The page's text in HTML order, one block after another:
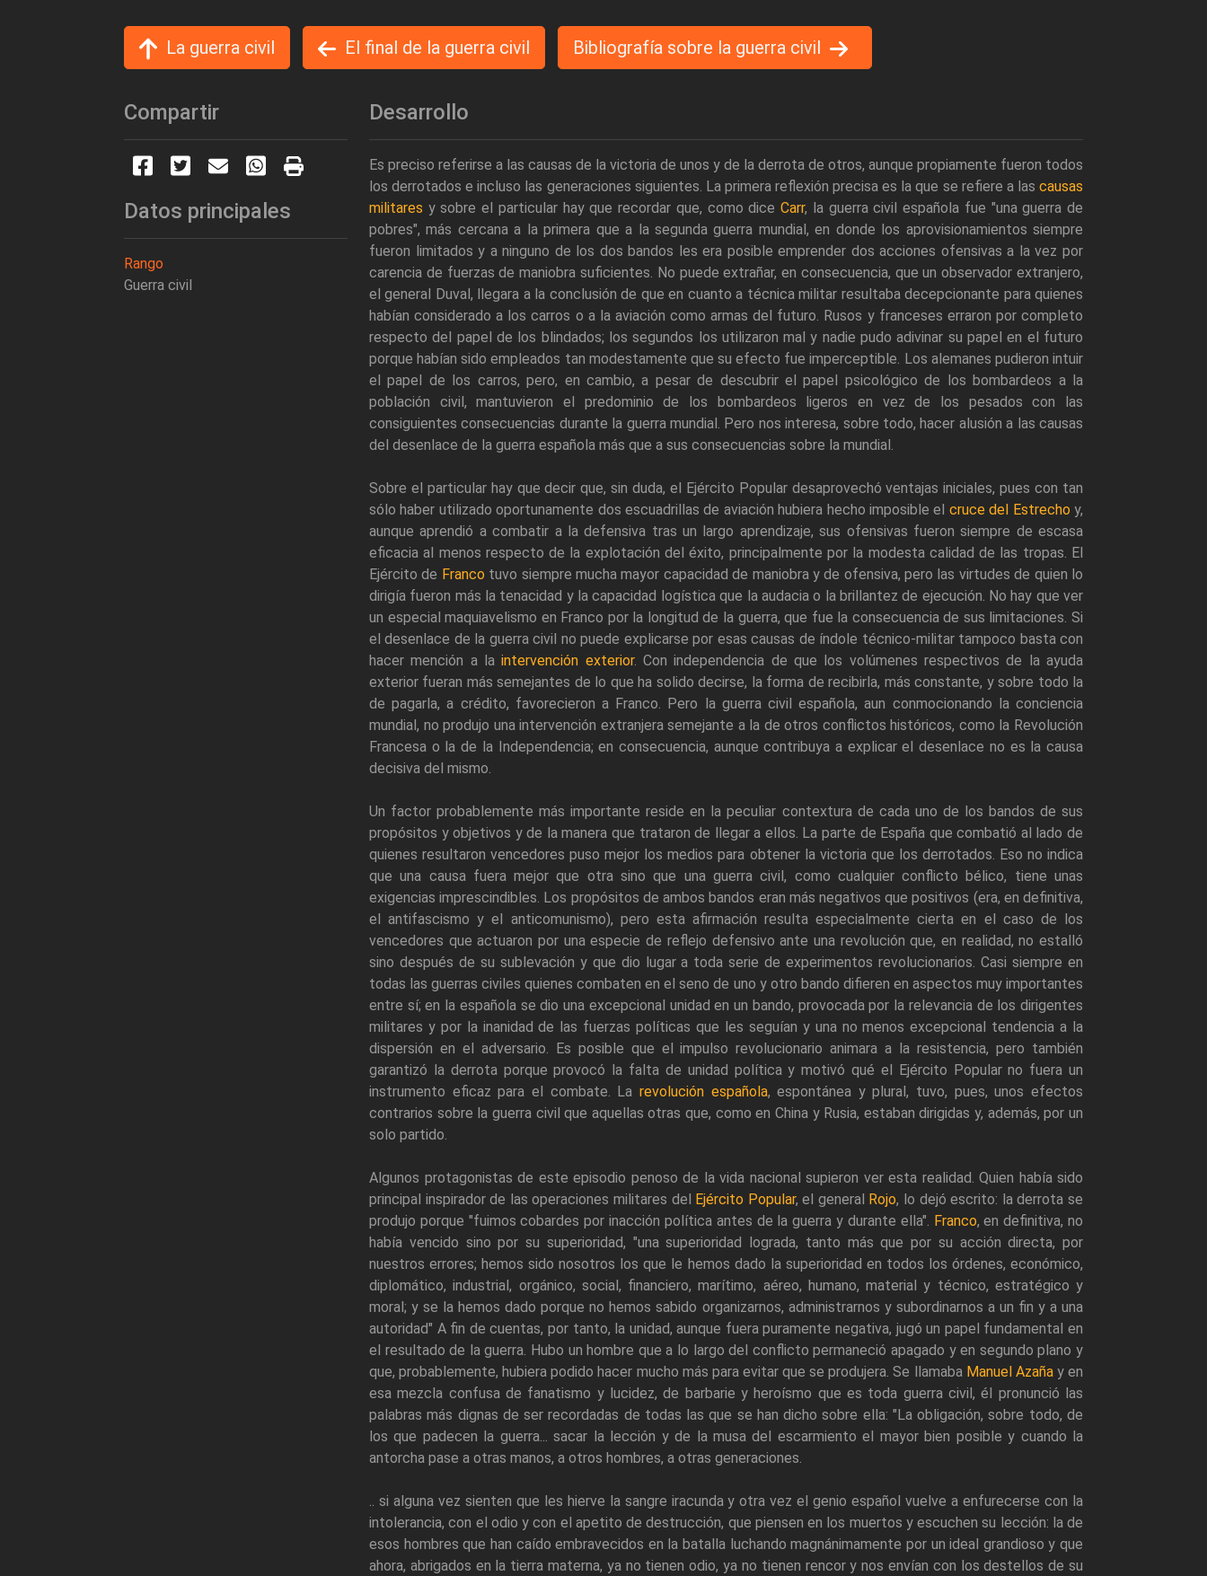
La guerra civil El final de la guerra civil Bibliografía sobre la guerra civil
Compartir
Datos principales
Rango
Guerra civil
Desarrollo
Es preciso referirse a las causas de la victoria de unos y de la derrota de otros, aunque propiamente fueron todos
los derrotados e incluso las generaciones siguientes. La primera reflexión precisa es la que se refiere a las causas
militares y sobre el particular hay que recordar que, como diceCarr, la guerra civil española fue "una guerra de
pobres", más cercana a la primera que a la segunda guerra mundial, en donde los aprovisionamientos siempre
fueron limitados y a ninguno de los dos bandos les era posible emprender dos acciones ofensivas a la vez por
carencia de fuerzas de maniobra suficientes. No puede extrañar, en consecuencia, que un observador extranjero,
el general Duval, llegara a la conclusión de que en cuanto a técnica militar resultaba decepcionante para quienes
habían considerado a los carros o a la aviación como armas del futuro. Rusos y franceses erraron por completo
respecto del papel de los blindados; los segundos los utilizaron mal y nadie pudo adivinar su papel en el futuro
porque habían sido empleados tan modestamente que su efecto fue imperceptible. Los alemanes pudieron intuir
el papel de los carros, pero, en cambio, a pesar de descubrir el papel psicológico de los bombardeos a la
población civil, mantuvieron el predominio de los bombardeos ligeros en vez de los pesados con las
consiguientes consecuencias durante la guerra mundial. Pero nos interesa, sobre todo, hacer alusión a las causas
del desenlace de la guerra española más que a sus consecuencias sobre la mundial.
Sobre el particular hay que decir que, sin duda, el Ejército Popular desaprovechó ventajas iniciales, pues con tan
sólo haber utilizado oportunamente dos escuadrillas de aviación hubiera hecho imposible el cruce del Estrecho y,
aunque aprendió a combatir a la defensiva tras un largo aprendizaje, sus ofensivas fueron siempre de escasa
eficacia al menos respecto de la explotación del éxito, principalmente por la modesta calidad de las tropas. El
Ejército de Franco tuvo siempre mucha mayor capacidad de maniobra y de ofensiva, pero las virtudes de quien lo
dirigía fueron más la tenacidad y la capacidad logística que la audacia o la brillantez de ejecución. No hay que ver
un especial maquiavelismo en Franco por la longitud de la guerra, que fue la consecuencia de sus limitaciones. Si
el desenlace de la guerra civil no puede explicarse por esas causas de índole técnico-militar tampoco basta con
hacer mención a laintervención exterior. Con independencia de que los volúmenes respectivos de la ayuda
exterior fueran más semejantes de lo que ha solido decirse, la forma de recibirla, más constante, y sobre todo la
de pagarla, a crédito, favorecieron a Franco. Pero la guerra civil española, aun conmocionando la conciencia
mundial, no produjo una intervención extranjera semejante a la de otros conflictos históricos, como la Revolución
Francesa o la de la Independencia; en consecuencia, aunque contribuya a explicar el desenlace no es la causa
decisiva del mismo.
Un factor probablemente más importante reside en la peculiar contextura de cada uno de los bandos de sus
propósitos y objetivos y de la manera que trataron de llegar a ellos. La parte de España que combatió al lado de
quienes resultaron vencedores puso mejor los medios para obtener la victoria que los derrotados. Eso no indica
que una causa fuera mejor que otra sino que una guerra civil, como cualquier conflicto bélico, tiene unas
exigencias imprescindibles. Los propósitos de ambos bandos eran más negativos que positivos (era, en definitiva,
el antifascismo y el anticomunismo), pero esta afirmación resulta especialmente cierta en el caso de los
vencedores que actuaron por una especie de reflejo defensivo ante una revolución que, en realidad, no estalló
sino después de su sublevación y que dio lugar a toda serie de experimentos revolucionarios. Casi siempre en
todas las guerras civiles quienes combaten en el seno de uno y otro bando difieren en aspectos muy importantes
entre sí; en la española se dio una excepcional unidad en un bando, provocada por la relevancia de los dirigentes
militares y por la inanidad de las fuerzas políticas que les seguían y una no menos excepcional tendencia a la
dispersión en el adversario. Es posible que el impulso revolucionario animara a la resistencia, pero también
garantizó la derrota porque provocó la falta de unidad política y motivó qué el Ejército Popular no fuera un
instrumento eficaz para el combate. La revolución española, espontánea y plural, tuvo, pues, unos efectos
contrarios sobre la guerra civil que aquellas otras que, como en China y Rusia, estaban dirigidas y, además, por un
solo partido.
Algunos protagonistas de este episodio penoso de la vida nacional supieron ver esta realidad. Quien había sido
principal inspirador de las operaciones militares del Ejército Popular, el general Rojo, lo dejó escrito: la derrota se
produjo porque "fuimos cobardes por inacción política antes de la guerra y durante ella". Franco, en definitiva, no
había vencido sino por su superioridad, "una superioridad lograda, tanto más que por su acción directa, por
nuestros errores; hemos sido nosotros los que le hemos dado la superioridad en todos los órdenes, económico,
diplomático, industrial, orgánico, social, financiero, marítimo, aéreo, humano, material y técnico, estratégico y
moral; y se la hemos dado porque no hemos sabido organizarnos, administrarnos y subordinarnos a un fin y a una
autoridad" A fin de cuentas, por tanto, la unidad, aunque fuera puramente negativa, jugó un papel fundamental en
el resultado de la guerra. Hubo un hombre que a lo largo del conflicto permaneció apagado y en segundo plano y
que, probablemente, hubiera podido hacer mucho más para evitar que se produjera. Se llamaba Manuel Azañay en
esa mezcla confusa de fanatismo y lucidez, de barbarie y heroísmo que es toda guerra civil, él pronunció las
palabras más dignas de ser recordadas de todas las que se han dicho sobre ella: "La obligación, sobre todo, de
los que padecen la guerra... sacar la lección y de la musa del escarmiento el mayor bien posible y cuando la
antorcha pase a otras manos, a otros hombres, a otras generaciones.
.. si alguna vez sienten que les hierve la sangre iracunda y otra vez el genio español vuelve a enfurecerse con la
intolerancia, con el odio y con el apetito de destrucción, que piensen en los muertos y escuchen su lección: la de
esos hombres que han caído embravecidos en la batalla luchando magnánimamente por un ideal grandioso y que
ahora, abrigados en la tierra materna, ya no tienen odio, ya no tienen rencor y nos envían con los destellos de su